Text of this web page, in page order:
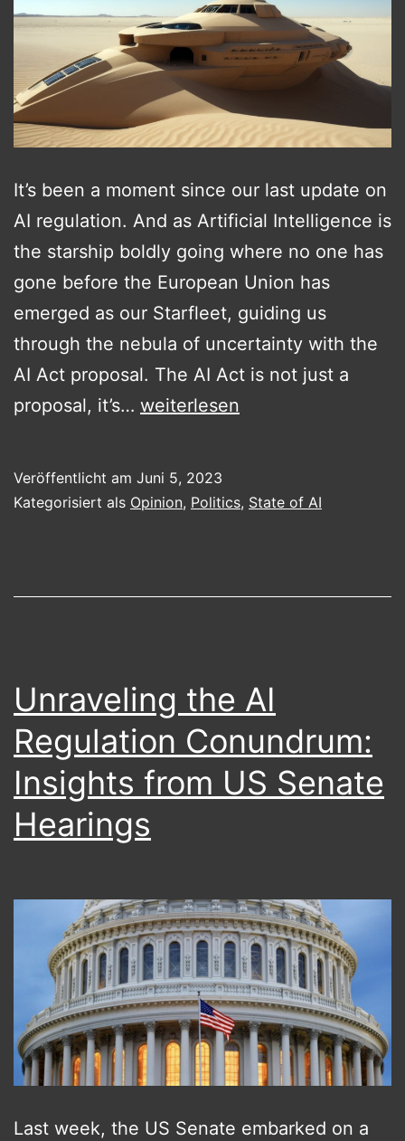
It’s been a moment since our last update on
AI regulation. And as Artificial Intelligence is
the starship boldly going where no one has
gone before the European Union has
emerged as our Starfleet, guiding us
through the nebula of uncertainty with the
AI Act proposal. The AI Act is not just a
proposal, it’s… The
Navigating
weiterlesen
Veröffentlicht am Juni 5, 2023
Kategorisiert als Opinion, Politics, State of AI
Unraveling the AI
Regulation Conundrum:
Insights from US Senate
Hearings
Last week, the US Senate embarked on a